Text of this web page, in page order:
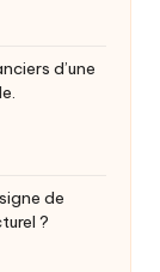
d’une
de
?